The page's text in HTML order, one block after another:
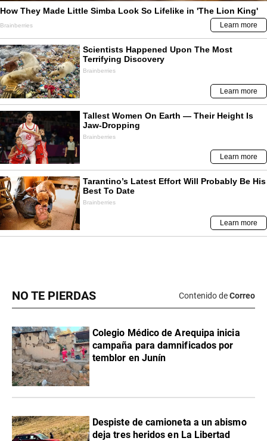
NO TE PIERDAS Contenido deCorreo
Colegio Médico de Arequipa inicia
campaña para damnificados por
temblor en Junín
Despiste de camioneta a un abismo
deja tres heridos en La Libertad